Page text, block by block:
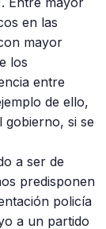
en las
mayor
los
entre
de ello,
gobierno, si se
a ser de
predisponen
policía
a un partido